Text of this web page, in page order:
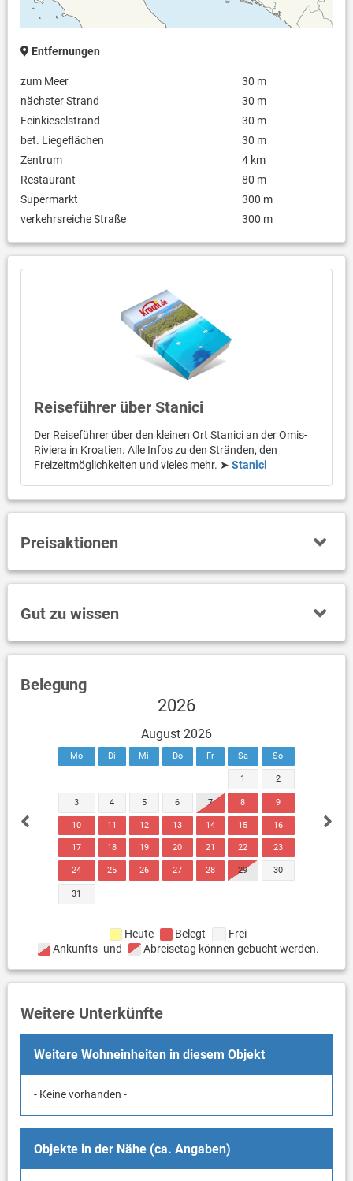
Entfernungen
zum Meer
30 m
nächster Strand
30 m
Feinkieselstrand
30 m
bet. Liegeflächen
30 m
Zentrum
4 km
Restaurant
80 m
Supermarkt
300 m
verkehrsreiche Straße
300 m
Reiseführer über Stanici
Der Reiseführer über den kleinen Ort Stanici an der Omis-
Riviera in Kroatien. Alle Infos zu den Stränden, den
Freizeitmöglichkeiten und vieles mehr. ➤ Stanici
Preisaktionen
Gut zu wissen
Belegung
2026
August 2026
Mo Di Mi Do Fr Sa So
1 2
3 4 5 6 7 8 9
10 11 12 13 14 15 16
17 18 19 20 21 22 23
24 25 26 27 28 29 30
31
Heute Belegt
Frei
Ankunfts- und
Abreisetag können gebucht werden.
Weitere Unterkünfte
Weitere Wohneinheiten in diesem Objekt
- Keine vorhanden -
Objekte in der Nähe (ca. Angaben)